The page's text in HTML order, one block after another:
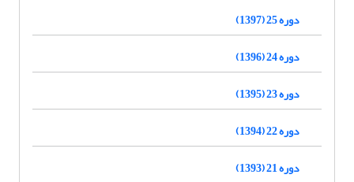
دوره 25 (1397)
دوره 24 (1396)
دوره 23 (1395)
دوره 22 (1394)
دوره 21 (1393)